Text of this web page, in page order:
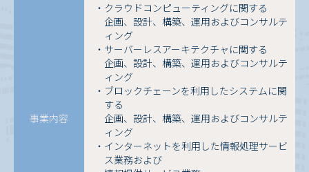
事業内容
・クラウドコンピューティングに関する
企画、設計、構築、運用およびコンサルテ
ィング
・サーバーレスアーキテクチャに関する
企画、設計、構築、運用およびコンサルテ
ィング
・ブロックチェーンを利用したシステムに関
する
企画、設計、構築、運用およびコンサルテ
ィング
・インターネットを利用した情報処理サービ
ス業務および